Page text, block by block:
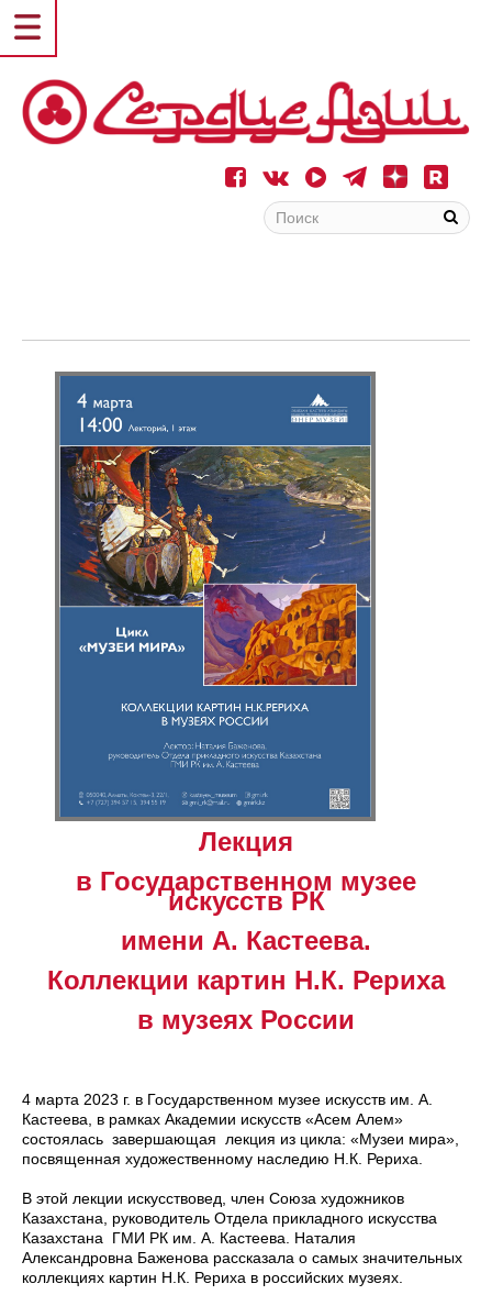
Лекция
в Государственном музее
искусств РК
имени А. Кастеева.
Коллекции картин Н.К. Рериха
в музеях России
4 марта 2023 г. в Государственном музее искусств им. А.
Кастеева, в рамках Академии искусств «Асем Алем»
состоялась завершающая лекция из цикла: «Музеи мира»,
посвященная художественному наследию Н.К. Рериха.
В этой лекции искусствовед, член Союза художников
Казахстана, руководитель Отдела прикладного искусства
Казахстана ГМИ РК им. А. Кастеева. Наталия
Александровна Баженова рассказала о самых значительных
коллекциях картин Н.К. Рериха в российских музеях.